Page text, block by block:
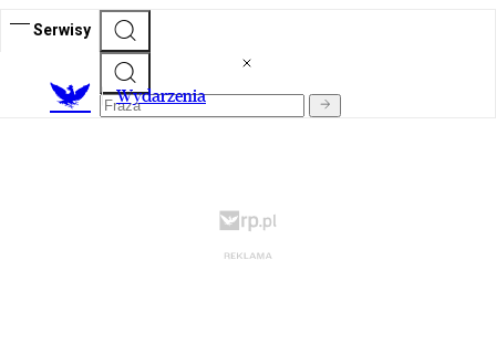
Serwisy
Wydarzenia